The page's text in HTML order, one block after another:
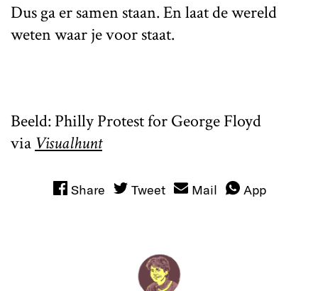
Dus ga er samen staan. En laat de wereld
weten waar je voor staat.
Beeld: Philly Protest for George Floyd
via Visualhunt
Share Tweet Mail App